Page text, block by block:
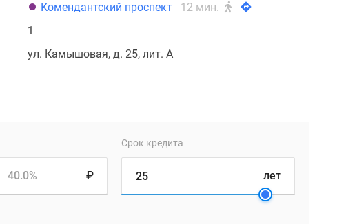
Комендантский проспект
12 мин.
1
ул. Камышовая, д. 25, лит. А
₽
40.0%
Срок кредита
лет